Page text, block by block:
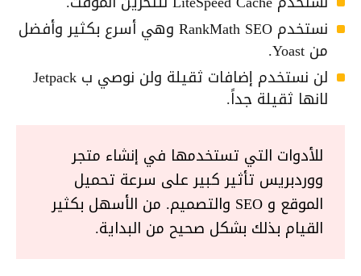
نستخدم RankMath SEO وهي أسرع بكثير وأفضل
من Yoast.
لن نستخدم إضافات ثقيلة ولن نوصي ب Jetpack
لانها ثقيلة جداً.
للأدوات التي تستخدمها في إنشاء متجر
ووردبريس تأثير كبير على سرعة تحميل
الموقع و SEO والتصميم. من الأسهل بكثير
القيام بذلك بشكل صحيح من البداية.